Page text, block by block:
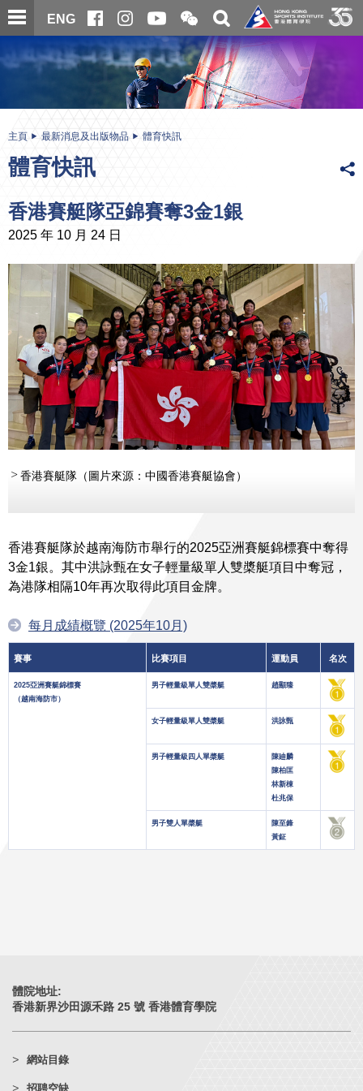
跳
至
內
ENG
開
合
微
信
二
維
碼
關
搜
尋
内
主頁 最新消息及出版物品 體育快訊
體育快訊
香港賽艇隊亞錦賽奪3金1銀
2025 年 10 月 24 日
香港賽艇隊（圖片來源：中國香港賽艇協會）
香港賽艇隊於越南海防市舉行的2025亞洲賽艇錦標賽中奪得
3金1銀。其中洪詠甄在女子輕量級單人雙槳艇項目中奪冠，
為港隊相隔10年再次取得此項目金牌。
每月成績概覽 (2025年10月)
賽事 比賽項目 運動員 名次
2025亞洲賽艇錦標賽
（越南海防市）
男子輕量級單人雙槳艇 趙顯臻
女子輕量級單人雙槳艇 洪詠甄
男子輕量級四人單槳艇
陳廸麟
陳柏匡
林新棟
杜兆保
男子雙人單槳艇
陳至鋒
黃鉦
體院地址:
香港新界沙田源禾路 25 號 香港體育學院
網站目錄
招聘空缺